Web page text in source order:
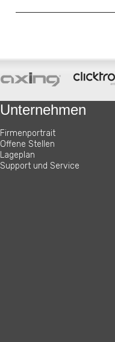
Unternehmen
Firmenportrait
Offene Stellen
Lageplan
Support und Service